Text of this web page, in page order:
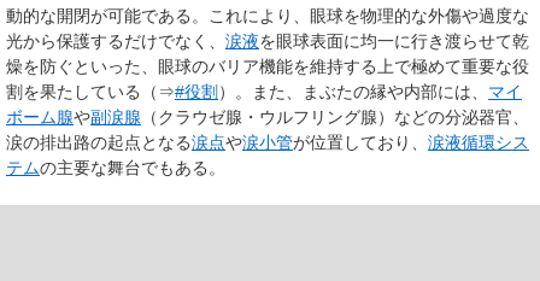
動的な開閉が可能である。これにより、眼球を物理的な外傷や過度な
光から保護するだけでなく、 涙液を眼球表面に均一に行き渡らせて乾
燥を防ぐといった、眼球のバリア機能を維持する上で極めて重要な役
割を果たしている（⇒#役割 ）。また、まぶたの縁や内部には、 マイ
ボーム腺や副涙腺 （クラウゼ腺・ウルフリング腺）などの分泌器官、
涙の排出路の起点となる涙点や涙小管が位置しており、 涙液循環シス
テムの主要な舞台でもある。